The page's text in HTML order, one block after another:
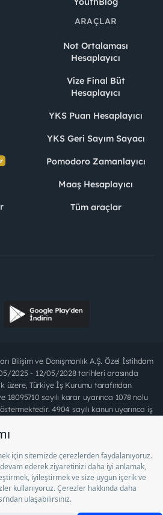
ARAÇLAR
Not Ortalaması
Hesaplayıcı
Vize Final Büt
Hesaplayıcı
YKS Puan Hesaplayıcı
YKS Geri Sayım Sayacı
Pomodoro Zamanlayıcı
Maaş Hesaplayıcı
Tüm araçlar
Bilişim ve Danışmanlık A.Ş. Özel İstihdam
2025 - 12/05/2028 tarihleri arasında
üzere, Türkiye İş Kurumu tarafından
sayılı karar uyarınca 1078 nolu
4904 sayılı kanun uyarınca iş